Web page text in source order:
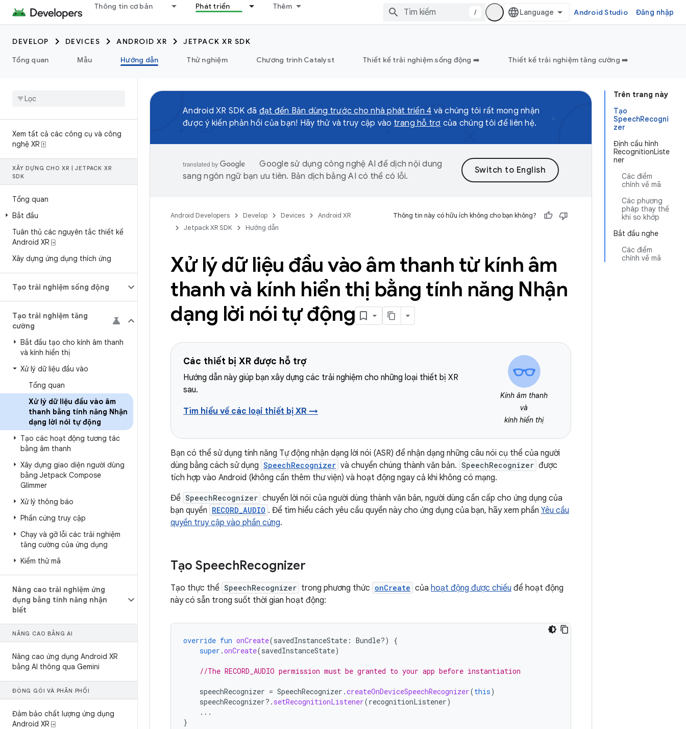
Thông tin cơ bản Phát triển Thêm
/ Android Studio Đăng nhập
DEVELOP DEVICES ANDROID XR
JETPACK XR SDK
Tổng quan
Mẫu Hướng dẫn Thử nghiệm Chương trình Catalyst Thiết kế trải nghiệm sống động ➡️ Thiết kế trải nghiệm tăng cường ➡️
Xem tất cả các công cụ và công
nghệ XR ⍐
XÂY DỰNG CHO XR
JETPACK XR
SDK
Tổng quan
Bắt đầu
Tuân thủ các nguyên tắc thiết kế
Android XR ⍈
Xây dựng ứng dụng thích ứng
Tạo trải nghiệm sống động
Tạo trải nghiệm tăng
cường
Bắt đầu tạo cho kính âm thanh
và kính hiển thị
Xử lý dữ liệu đầu vào
Tổng quan
Xử lý dữ liệu đầu vào âm
thanh bằng tính năng Nhận
dạng lời nói tự động
Tạo các hoạt động tương tác
bằng âm thanh
Xây dựng giao diện người dùng
bằng Jetpack Compose
Glimmer
Xử lý thông báo
Phần cứng truy cập
Chạy và gỡ lỗi các trải nghiệm
tăng cường của ứng dụng
Kiểm thử mã
Nâng cao trải nghiệm ứng
dụng bằng tính năng nhận
biết
NÂNG CAO BẰNG AI
Nâng cao ứng dụng Android XR
bằng AI thông qua Gemini
ĐÓNG GÓI VÀ PHÂN PHỐI
Đảm bảo chất lượng ứng dụng
Android XR ⍈
Trên trang này
Tạo
SpeechRecogni
zer
Định cấu hình
RecognitionListe
ner
Các điểm
chính về mã
Các phương
pháp thay thế
khi so khớp
Bắt đầu nghe
Các điểm
chính về mã
Android XR SDK đã đạt đến Bản dùng trước cho nhà phát triển 4 và chúng tôi rất mong nhận
được ý kiến phản hồi của bạn! Hãy thử và truy cập vào trang hỗ trợ của chúng tôi để liên hệ.
Google sử dụng công nghệ AI để dịch nội dung
sang ngôn ngữ bạn ưu tiên. Bản dịch bằng AI có thể có lỗi.
Android Developers Develop Devices
Android XR
Jetpack XR SDK
Hướng dẫn
Thông tin này có hữu ích không cho bạn không?
Xử lý dữ liệu đầu vào âm thanh từ kính âm
thanh và kính hiển thị bằng tính năng Nhận
dạng lời nói tự động
Các thiết bị XR được hỗ trợ
Hướng dẫn này giúp bạn xây dựng các trải nghiệm cho những loại thiết bị XR
sau.
Tìm hiểu về các loại thiết bị XR →
Kính âm thanh
và
kính hiển thị
Bạn có thể sử dụng tính năng Tự động nhận dạng lời nói (ASR) để nhận dạng những câu nói cụ thể của người
dùng bằng cách sử dụng SpeechRecognizer và chuyển chúng thành văn bản. SpeechRecognizer được
tích hợp vào Android (không cần thêm thư viện) và hoạt động ngay cả khi không có mạng.
Để SpeechRecognizer chuyển lời nói của người dùng thành văn bản, người dùng cần cấp cho ứng dụng của
bạn quyền RECORD_AUDIO . Để tìm hiểu cách yêu cầu quyền này cho ứng dụng của bạn, hãy xem phần Yêu cầu
quyền truy cập vào phần cứng.
Tạo SpeechRecognizer
Tạo thực thể SpeechRecognizer trong phương thức onCreate của hoạt động được chiếu để hoạt động
này có sẵn trong suốt thời gian hoạt động:
override fun onCreate(savedInstanceState : Bundle?)
{
super .onCreate(savedInstanceState)
//The RECORD_AUDIO permission must be granted to your app before instantiation
speechRecognizer = SpeechRecognizer .createOnDeviceSpeechRecognizer(this)
speechRecognizer?. setRecognitionListener(recognitionListener)
...
}